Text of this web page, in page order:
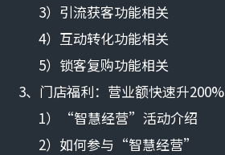
3）引流获客功能相关
4）互动转化功能相关
5）锁客复购功能相关
3、门店福利：营业额快速升200%
1）“智慧经营”活动介绍
2）如何参与“智慧经营”